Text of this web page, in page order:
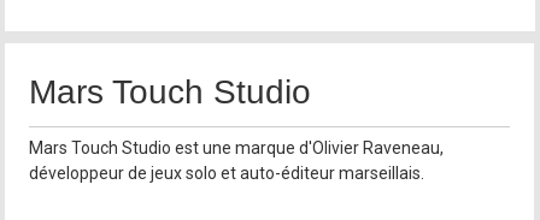
Mars Touch Studio
Mars Touch Studio est une marque d'Olivier Raveneau,
développeur de jeux solo et auto-éditeur marseillais.